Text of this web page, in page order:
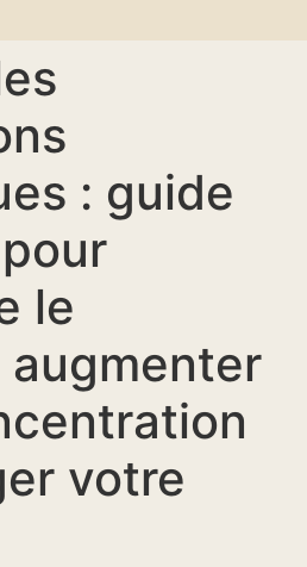
: guide
le
votre